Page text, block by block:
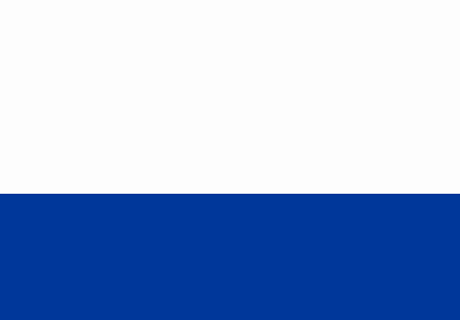
Ürün bilgilerinde hatalar bulunuyor.